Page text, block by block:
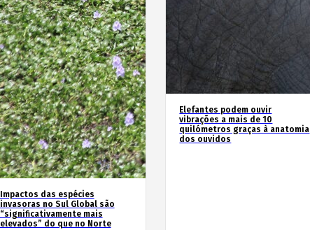
Impactos das espécies
invasoras no Sul Global são
“significativamente mais
elevados” do que no Norte
Elefantes podem ouvir
vibrações a mais de 10
quilómetros graças à anatomia
dos ouvidos